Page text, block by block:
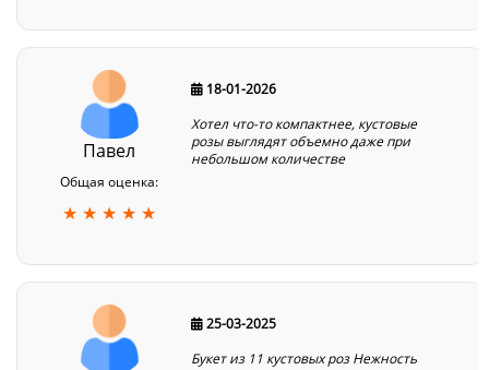
Павел
Общая оценка:
★ ★ ★ ★ ★
18-01-2026
Хотел что-то компактнее, кустовые
розы выглядят объемно даже при
небольшом количестве
25-03-2025
Букет из 11 кустовых роз Нежность